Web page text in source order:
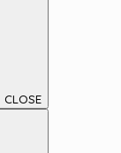
CLOSE